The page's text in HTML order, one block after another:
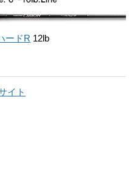
ードR 12lb
イト